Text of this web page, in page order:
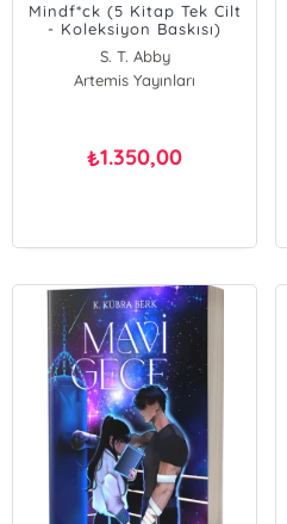
Mindf*ck (5 Kitap Tek Cilt
- Koleksiyon Baskısı)
(Ciltli)
S. T. Abby
Artemis Yayınları
₺1.350,00